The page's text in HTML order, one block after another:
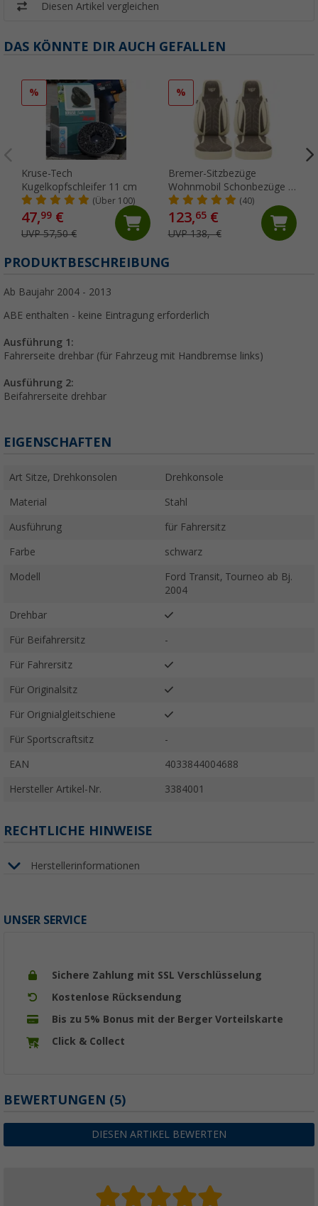
Diesen Artikel vergleichen
DAS KÖNNTE DIR AUCH GEFALLEN
%
Kruse-Tech
Kugelkopfschleifer 11 cm
(Über 100)
47,99 €
UVP 57,50 €
%
Bremer-Sitzbezüge
Wohnmobil Schonbezüge 2
Stück für Ducato / Jumper /
Boxer beige/braun
(40)
123,65€
UVP 138,- €
PRODUKTBESCHREIBUNG
Ab Baujahr 2004 - 2013
ABE enthalten - keine Eintragung erforderlich
Ausführung 1:
Fahrerseite drehbar (für Fahrzeug mit Handbremse links)
Ausführung 2:
Beifahrerseite drehbar
EIGENSCHAFTEN
Art Sitze, Drehkonsolen Drehkonsole
Material Stahl
Ausführung für Fahrersitz
Farbe schwarz
Modell
Ford Transit, Tourneo ab Bj.
2004
Drehbar
Für Beifahrersitz -
Für Fahrersitz
Für Originalsitz
Für Orignialgleitschiene
Für Sportscraftsitz -
EAN 4033844004688
Hersteller Artikel-Nr. 3384001
RECHTLICHE HINWEISE
Herstellerinformationen
UNSER SERVICE
Sichere Zahlung mit SSL Verschlüsselung
Kostenlose Rücksendung
Bis zu 5% Bonus mit der Berger Vorteilskarte
Click & Collect
BEWERTUNGEN (5)
DIESEN ARTIKEL BEWERTEN